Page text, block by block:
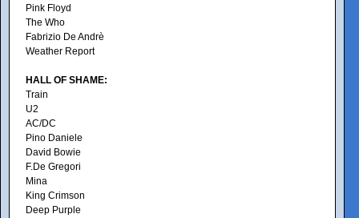
Pink Floyd
The Who
Fabrizio De Andrè
Weather Report
HALL OF SHAME:
Train
U2
AC/DC
Pino Daniele
David Bowie
F.De Gregori
Mina
King Crimson
Deep Purple